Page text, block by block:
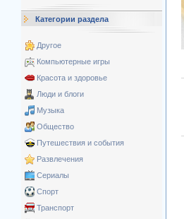
Категории раздела
Другое
Компьютерные игры
Красота и здоровье
Люди и блоги
Музыка
Общество
Путешествия и события
Развлечения
Сериалы
Спорт
Транспорт